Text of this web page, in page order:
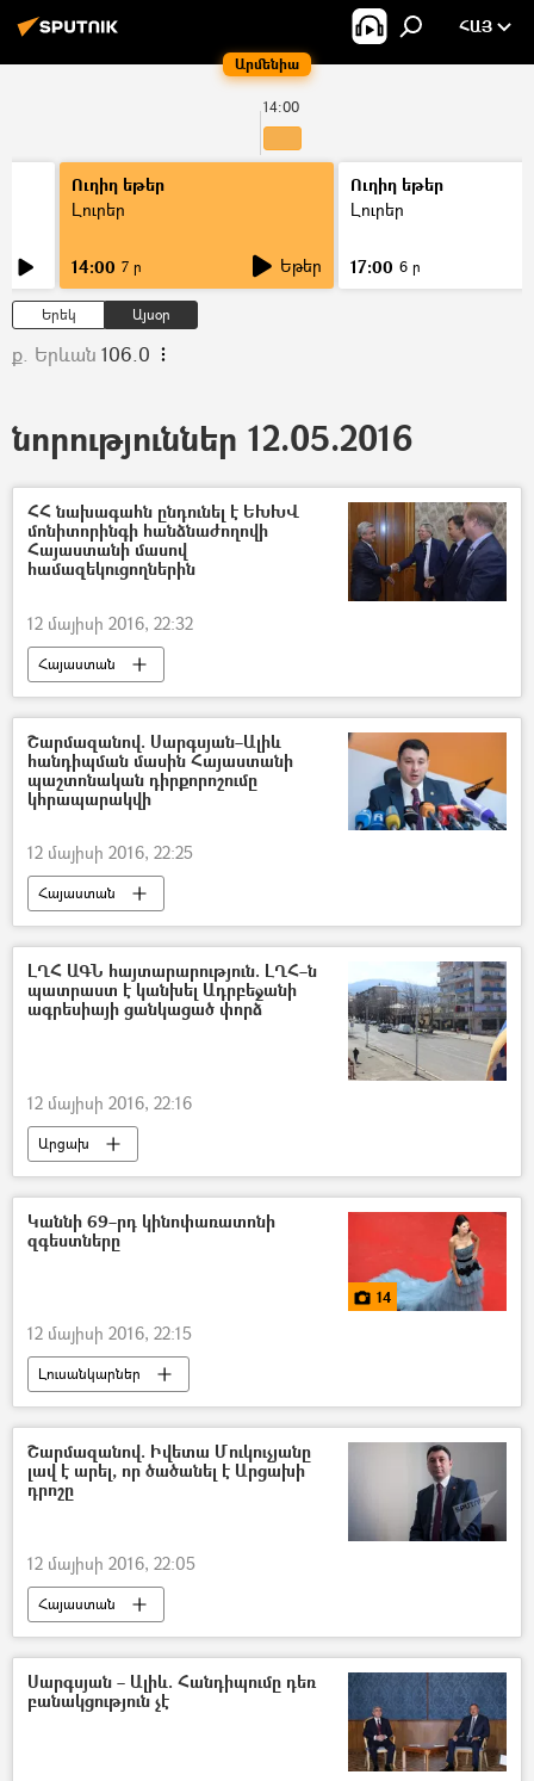
Արմենիա
ՀԱՅ
14:00
Ուղիղ եթեր
Լուրեր
14:00 7 ր Եթեր
Ուղիղ եթեր
Լուրեր
17:00 6 ր
Երեկ Այսօր
ք. Երևան 106.0
նորություններ 12.05.2016
ՀՀ նախագահն ընդունել է ԵԽԽՎ
մոնիտորինգի հանձնաժողովի
Հայաստանի մասով
համազեկուցողներին
12 մայիսի 2016, 22:32
Հայաստան
Շարմազանով. Սարգսյան–Ալիև
հանդիպման մասին Հայաստանի
պաշտոնական դիրքորոշումը
կհրապարակվի
12 մայիսի 2016, 22:25
Հայաստան
ԱԺ փոխնախագահ Էդուարդ Շարմազանով
ԼՂՀ ԱԳՆ հայտարարություն. ԼՂՀ–ն
պատրաստ է կանխել Ադրբեջանի
ագրեսիայի ցանկացած փորձ
12 մայիսի 2016, 22:16
Արցախ
Կաննի 69–րդ կինոփառատոնի
զգեստները
14
12 մայիսի 2016, 22:15
Լուսանկարներ
Շարմազանով. Իվետա Մուկուչյանը
լավ է արել, որ ծածանել է Արցախի
դրոշը
12 մայիսի 2016, 22:05
Հայաստան
ԱԺ փոխնախագահ Էդուարդ Շարմազանով
Սարգսյան – Ալիև. Հանդիպումը դեռ
բանակցություն չէ